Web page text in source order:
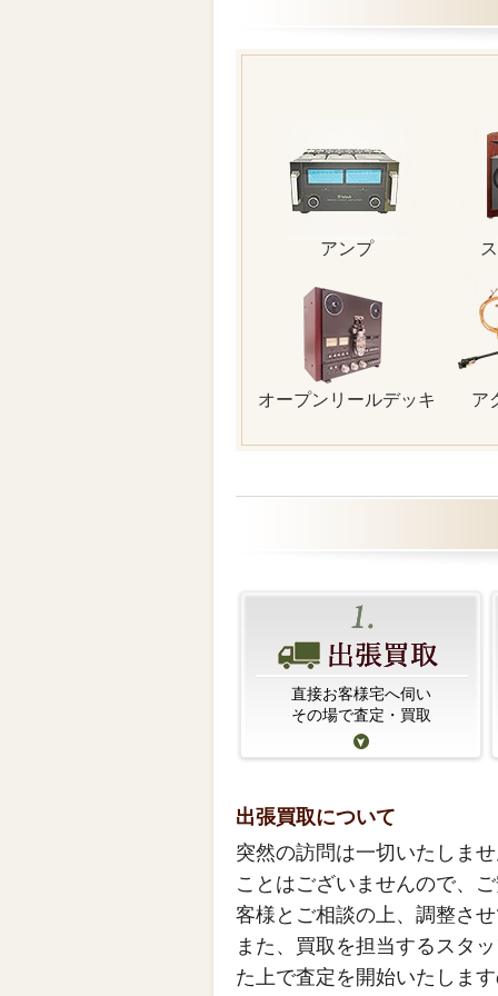
アンプ
オープンリールデッキ ア
直接お客様宅へ伺い
その場で査定・買取
出張買取について
突然の訪問は一切いたしま
ことはございませんので、
客様とご相談の上、調整さ
また、買取を担当するスタ
た上で査定を開始いたしま